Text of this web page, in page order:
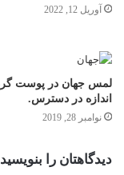
آوریل 12, 2022
لمس جهان در پوست
اندازه در دسترس.
نوامبر 28, 2019
دیدگاهتان را بنویسید